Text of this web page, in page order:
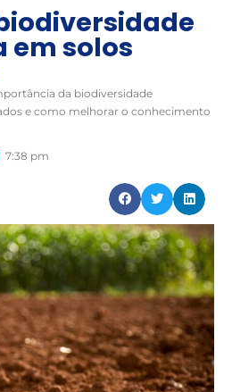
em solos
da biodiversidade
e como melhorar o conhecimento
7:38 pm